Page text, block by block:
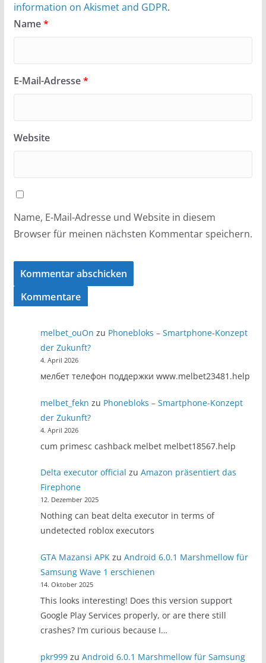
information on Akismet and GDPR.
Name*
E-Mail-Adresse*
Website
Name, E-Mail-Adresse und Website in diesem
Browser für meinen nächsten Kommentar speichern.
Kommentare
melbet_ouOn zu Phonebloks – Smartphone-Konzept
der Zukunft?
4. April 2026
мелбет телефон поддержки www.melbet23481.help
melbet_fekn zu Phonebloks – Smartphone-Konzept
der Zukunft?
4. April 2026
cum primesc cashback melbet melbet18567.help
Delta executor official zuAmazon präsentiert das
Firephone
12. Dezember 2025
Nothing can beat delta executor in terms of
undetected roblox executors
GTA Mazansi APK zuAndroid 6.0.1 Marshmellow für
Samsung Wave 1 erschienen
14. Oktober 2025
This looks interesting! Does this version support
Google Play Services properly, or are there still
crashes? I’m curious because I…
pkr999 zuAndroid 6.0.1 Marshmellow für Samsung